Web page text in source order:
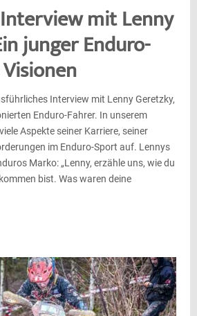
mit Lenny
junger Enduro-
Interview mit Lenny Geretzky,
Enduro-Fahrer. In unserem
Aspekte seiner Karriere, seiner
im Enduro-Sport auf. Lennys
Marko: „Lenny, erzähle uns, wie du
bist. Was waren deine